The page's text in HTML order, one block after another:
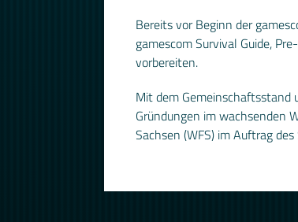
Bereits vor Beginn der
gamescom Survival Guide,
vorbereiten.
Mit dem Gemeinschaftsstand
Gründungen im wachsenden
Sachsen (WFS) im Auftrag